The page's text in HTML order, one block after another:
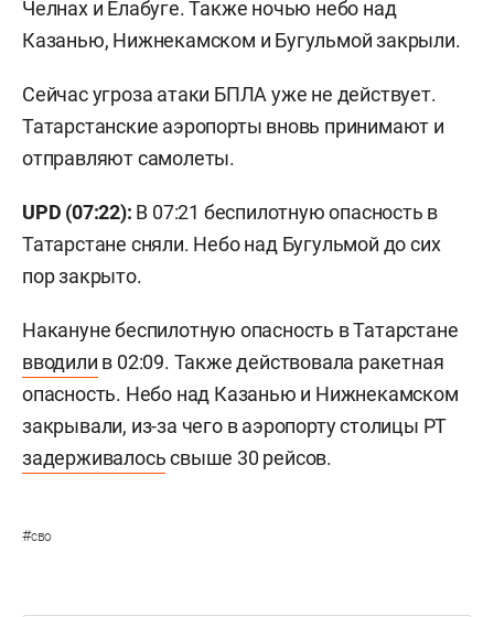
Челнах и Елабуге. Также ночью небо над
Казанью, Нижнекамском и Бугульмой закрыли.
Сейчас угроза атаки БПЛА уже не действует.
Татарстанские аэропорты вновь принимают и
отправляют самолеты.
UPD (07:22): В 07:21 беспилотную опасность в
Татарстане сняли. Небо над Бугульмой до сих
пор закрыто.
Накануне беспилотную опасность в Татарстане
вводили в 02:09. Также действовала ракетная
опасность. Небо над Казанью и Нижнекамском
закрывали, из-за чего в аэропорту столицы РТ
задерживалосьсвыше 30 рейсов.
#сво